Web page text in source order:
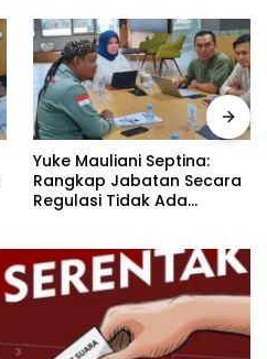
Yuke Mauliani Septina:
Rangkap Jabatan Secara
Regulasi Tidak Ada